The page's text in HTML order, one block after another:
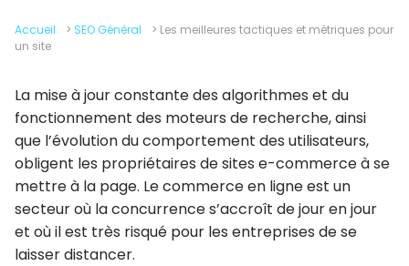
Accueil > SEO Général > Les meilleures tactiques et métriques pour
un site
La mise à jour constante des algorithmes et du
fonctionnement des moteurs de recherche, ainsi
que l’évolution du comportement des utilisateurs,
obligent les propriétaires de sites e-commerce à se
mettre à la page. Le commerce en ligne est un
secteur où la concurrence s’accroît de jour en jour
et où il est très risqué pour les entreprises de se
laisser distancer.